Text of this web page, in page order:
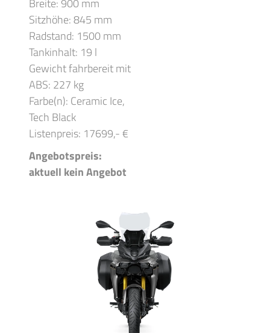
Breite: 900 mm
Sitzhöhe: 845 mm
Radstand: 1500 mm
Tankinhalt: 19 l
Gewicht fahrbereit mit
ABS: 227 kg
Farbe(n): Ceramic Ice,
Tech Black
Listenpreis: 17699,- €
Angebotspreis:
aktuell kein Angebot